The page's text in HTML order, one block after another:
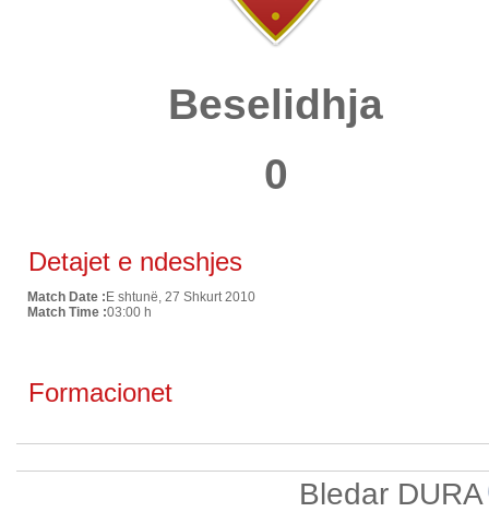
Beselidhja
0
Detajet e ndeshjes
Match Date : E shtunë, 27 Shkurt 2010
Match Time :03:00 h
Formacionet
Bledar DURA